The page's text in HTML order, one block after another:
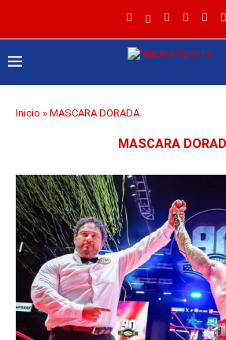
Inicio » MASCARA DORADA
MASCARA